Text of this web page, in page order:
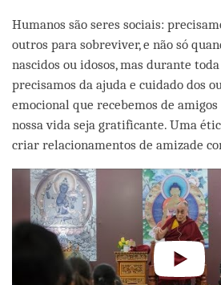
Humanos são seres sociais:
outros para sobreviver, e não só
nascidos ou idosos, mas durante
precisamos da ajuda e cuidado dos
emocional que recebemos de
nossa vida seja gratificante. Uma
criar relacionamentos de amizade